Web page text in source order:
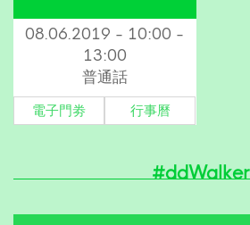
08.06.2019 - 10:00 -
13:00
普通話
電子門劵 行事曆
#ddWalker